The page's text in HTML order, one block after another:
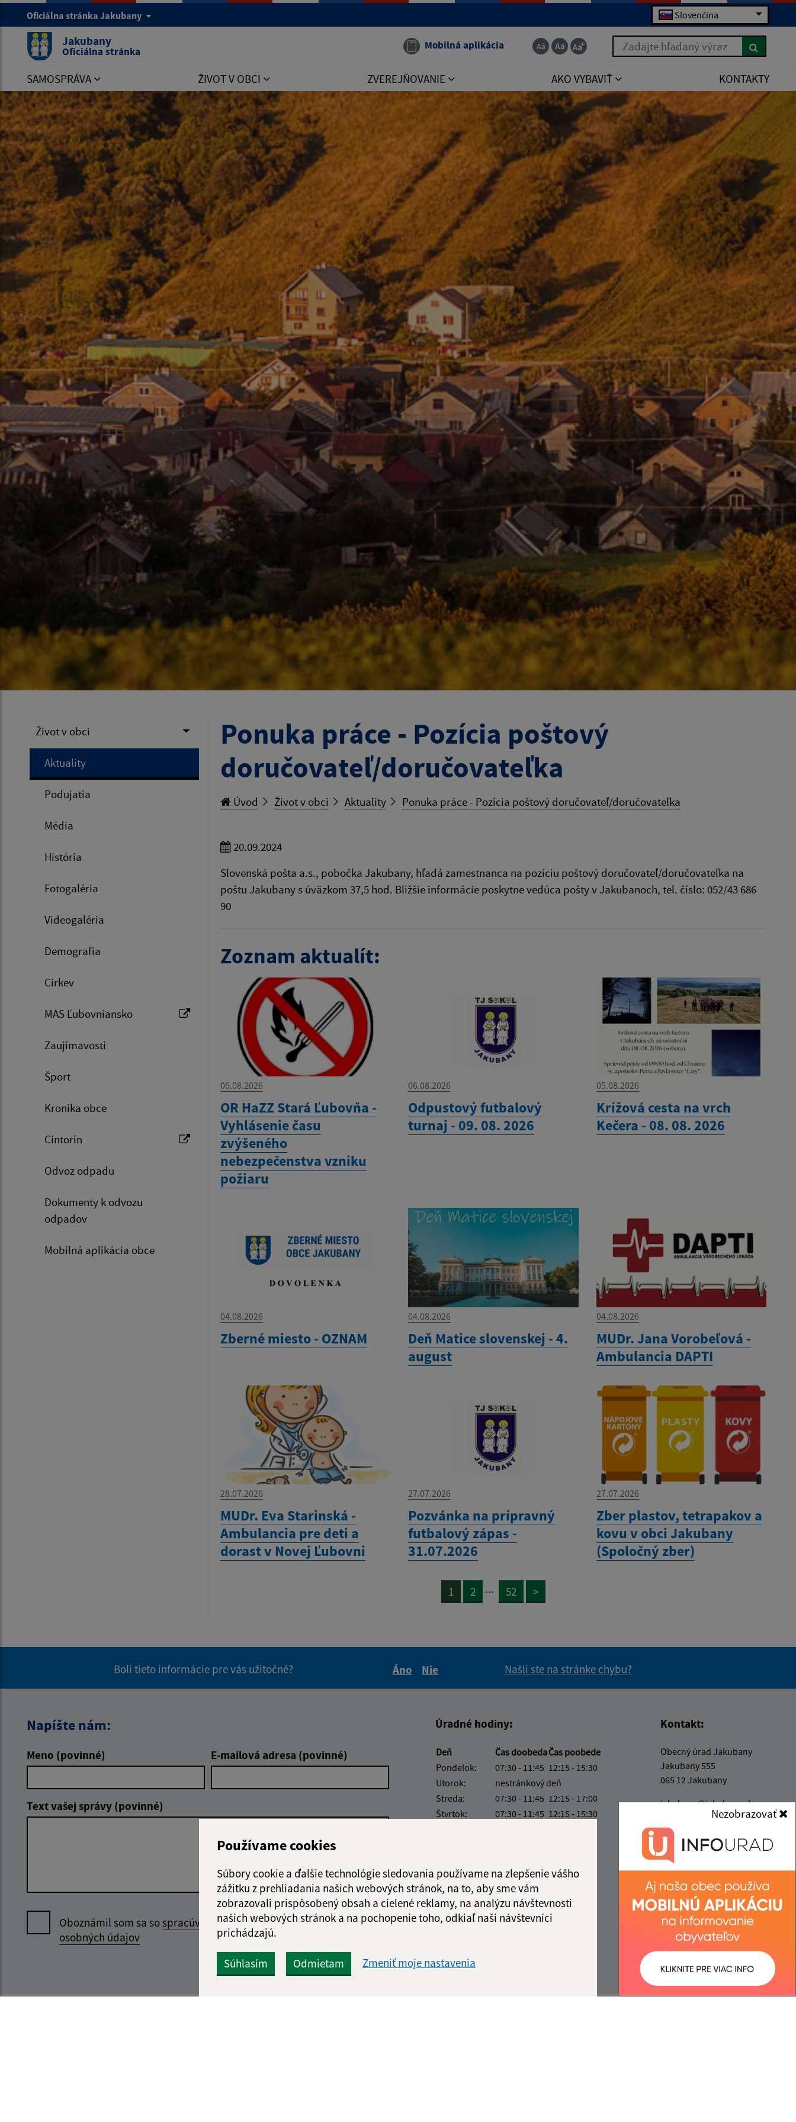
Používame cookies
Súbory cookie a ďalšie technológie sledovania používame na zlepšenie vášho
zážitku z prehliadania našich webových stránok, na to, aby sme vám
zobrazovali prispôsobený obsah a cielené reklamy, na analýzu návštevnosti
našich webových stránok a na pochopenie toho, odkiaľ naši návštevníci
prichádzajú.
Súhlasím Odmietam Zmeniť moje nastavenia
Nezobrazovať
Oficiálna stránka Jakubany Slovenčina
Jakubany
Oficiálna stránka Mobilná aplikácia Zadajte hľadaný výraz
SAMOSPRÁVA ŽIVOT V OBCI ZVEREJŇOVANIE AKO VYBAVIŤ KONTAKTY
Život v obci
Aktuality
Podujatia
Média
História
Fotogaléria
Videogaléria
Demografia
Cirkev
MAS Ľubovniansko
Zaujímavosti
Šport
Kronika obce
Cintorín
Odvoz odpadu
Dokumenty k odvozu
odpadov
Mobilná aplikácia obce
Ponuka práce - Pozícia poštový
doručovateľ/doručovateľka
Úvod Život v obci Aktuality Ponuka práce - Pozícia poštový doručovateľ/doručovateľka
20.09.2024
Slovenská pošta a.s., pobočka Jakubany, hľadá zamestnanca na pozíciu poštový doručovateľ/doručovateľka na
poštu Jakubany s úväzkom 37,5 hod. Bližšie informácie poskytne vedúca pošty v Jakubanoch, tel. číslo: 052/43 686
90
Zoznam aktualít:
06.08.2026
OR HaZZ Stará Ľubovňa -
Vyhlásenie času
zvýšeného
nebezpečenstva vzniku
požiaru
06.08.2026
Odpustový futbalový
turnaj - 09. 08. 2026
05.08.2026
Krížová cesta na vrch
Kečera - 08. 08. 2026
04.08.2026
Zberné miesto - OZNAM
04.08.2026
Deň Matice slovenskej - 4.
august
04.08.2026
MUDr. Jana Vorobeľová -
Ambulancia DAPTI
28.07.2026
MUDr. Eva Starinská -
Ambulancia pre deti a
dorast v Novej Ľubovni
27.07.2026
Pozvánka na prípravný
futbalový zápas -
31.07.2026
27.07.2026
Zber plastov, tetrapakov a
kovu v obci Jakubany
(Spoločný zber)
1 2 ... 52 >
Boli tieto informácie pre vás užitočné?
Áno
Nie
Našli ste na stránke chybu?
Napíšte nám:
Meno (povinné) E-mailová adresa (povinné)
Text vašej správy (povinné)
Oboznámil som sa sospracúvaním
osobných údajov
Google reCaptcha Response
Odoslať správu
Úradné hodiny:
Deň Čas doobedaČas poobede
Pondelok:
07:30 - 11:45 12:15 - 15:30
Utorok:
nestránkový deň
Streda:
07:30 - 11:45 12:15 - 17:00
Štvrtok:
07:30 - 11:45 12:15 - 15:30
Kontakt:
Obecný úrad Jakubany
Jakubany 555
065 12 Jakubany
jakubany@jakubany.sk
+421 524 283 651
IČO: 00329924